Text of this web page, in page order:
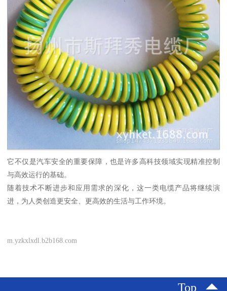
它不仅是汽车安全的重要保障，也是许多高科技领域实现精准控制
与高效运行的基础。
随着技术不断进步和应用需求的深化，这一类电缆产品将继续演
进，为人类创造更安全、更高效的生活与工作环境。
m.yzkxlxdl.b2b168.com
Top